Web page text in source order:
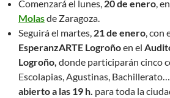
Comenzará el lunes, 20 de enero ,
Molasde Zaragoza.
Seguirá el martes, 21 de enero , con
EsperanzARTE Logroñoen el
Logroño, donde participarán cinco
Escolapias, Agustinas,
abierto a las 19 h. para toda la